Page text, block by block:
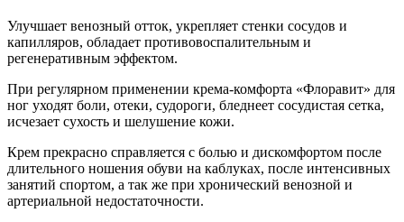
Улучшает венозный отток, укрепляет стенки сосудов и
капилляров, обладает противовоспалительным и
регенеративным эффектом.
При регулярном применении крема-комфорта «Флоравит» для
ног уходят боли, отеки, судороги, бледнеет сосудистая сетка,
исчезает сухость и шелушение кожи.
Крем прекрасно справляется с болью и дискомфортом после
длительного ношения обуви на каблуках, после интенсивных
занятий спортом, а так же при хронический венозной и
артериальной недостаточности.